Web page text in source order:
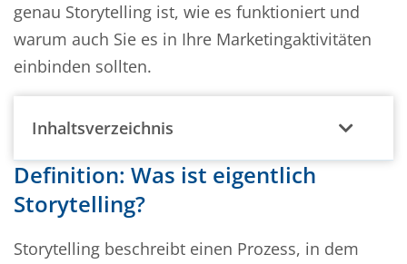
genau Storytelling ist, wie es funktioniert und
warum auch Sie es in Ihre Marketingaktivitäten
einbinden sollten.
Inhaltsverzeichnis
Definition: Was ist eigentlich
Storytelling?
Storytelling beschreibt einen Prozess, in dem